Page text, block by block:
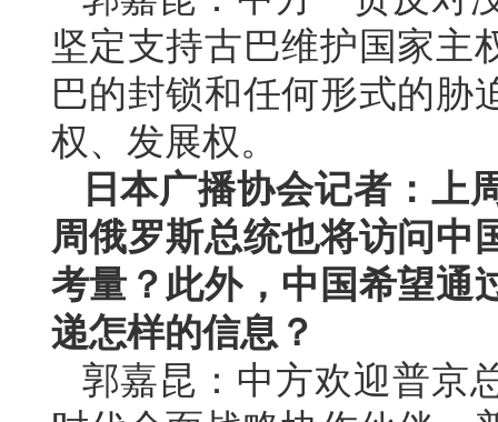
坚定支持古巴维护国家主
巴的封锁和任何形式的胁
权、发展权。
日本广播协会记者：上
周俄罗斯总统也将访问中
考量？此外，中国希望通
递怎样的信息？
郭嘉昆：中方欢迎普京